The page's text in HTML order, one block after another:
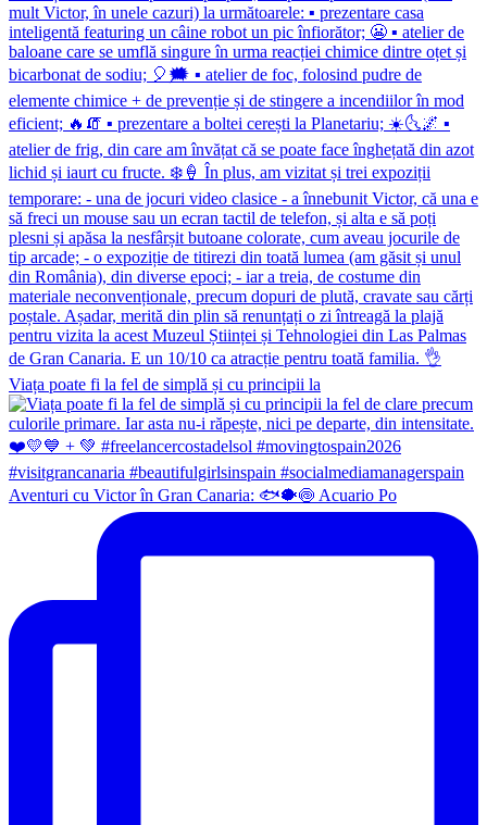
Viața poate fi la fel de simplă și cu principii la
Aventuri cu Victor în Gran Canaria: 🐟🐡🍥 Acuario Po